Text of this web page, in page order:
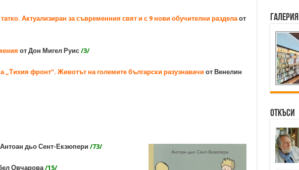
татко. Актуализиран за съвременния свят и с 9 нови обучителни разделаот
от Дон Мигел Руис /3/
„Тихия фронт“. Животът на големите български разузнавачиот Венелин
дьо Сент-Екзюпери /73/
Овчарова /15/
Галерия
Откъси